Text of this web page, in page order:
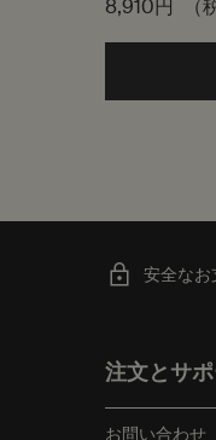
8,910円 （
安全なお
注文とサ
お問い合わせ